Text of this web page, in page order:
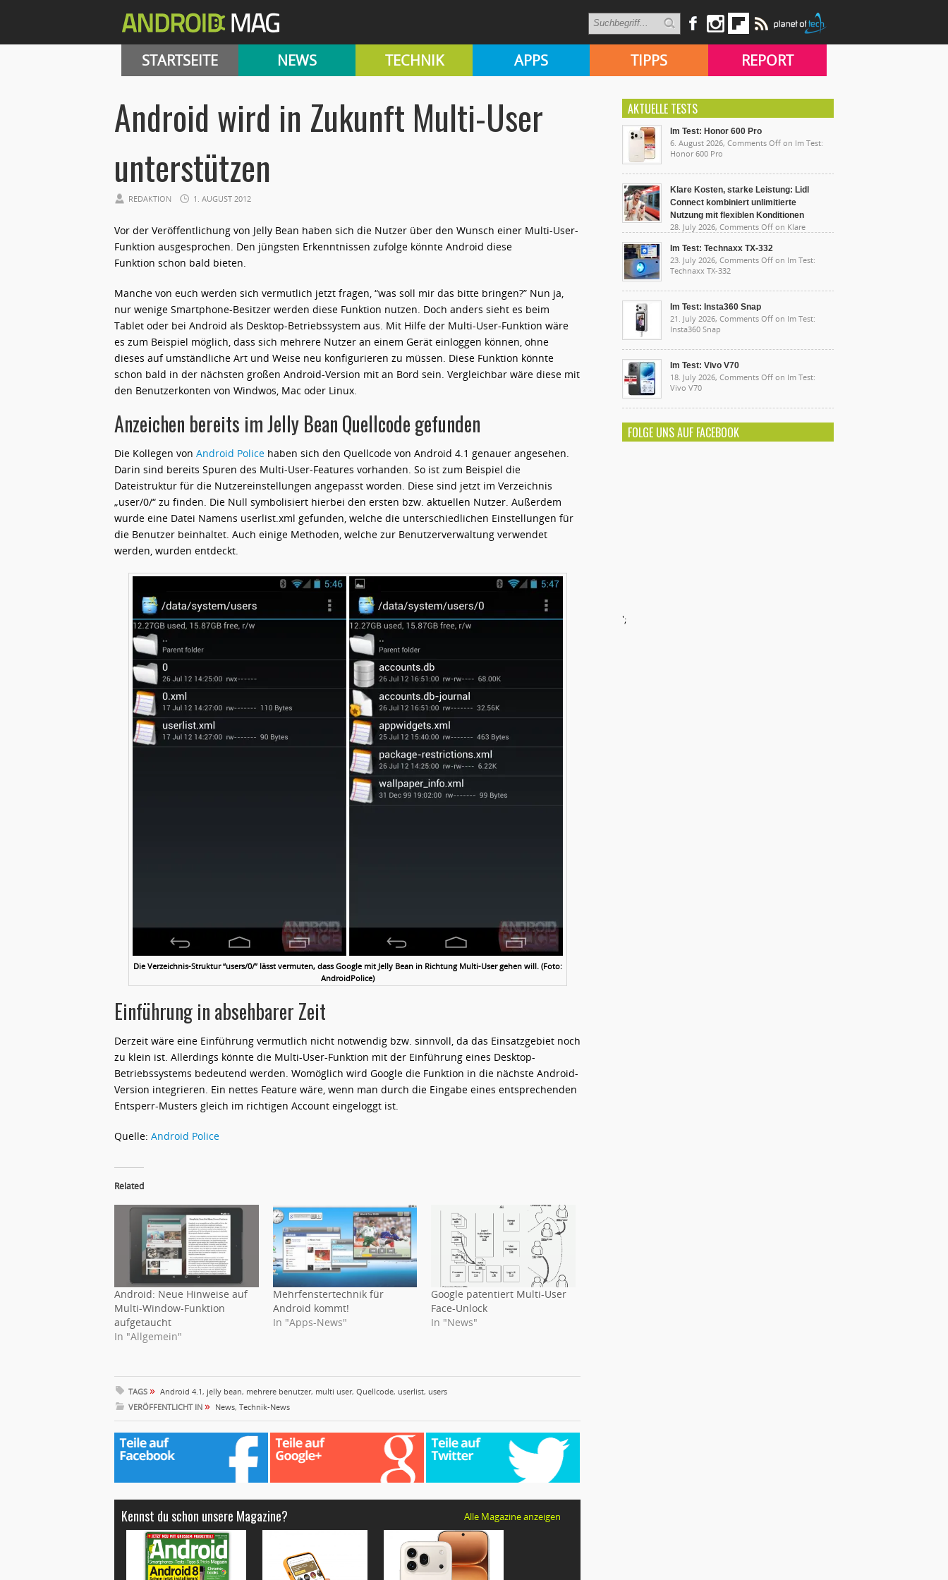
STARTSEITE NEWS TECHNIK APPS TIPPS REPORT
Android wird in Zukunft Multi-User
unterstützen
REDAKTION 1. AUGUST 2012
Vor der Veröffentlichung von Jelly Bean haben sich die Nutzer über den Wunsch einer Multi-User-
Funktion ausgesprochen. Den jüngsten Erkenntnissen zufolge könnte Android diese
Funktion schon bald bieten.
Manche von euch werden sich vermutlich jetzt fragen, “was soll mir das bitte bringen?” Nun ja,
nur wenige Smartphone-Besitzer werden diese Funktion nutzen. Doch anders sieht es beim
Tablet oder bei Android als Desktop-Betriebssystem aus. Mit Hilfe der Multi-User-Funktion wäre
es zum Beispiel möglich, dass sich mehrere Nutzer an einem Gerät einloggen können, ohne
dieses auf umständliche Art und Weise neu konfigurieren zu müssen. Diese Funktion könnte
schon bald in der nächsten großen Android-Version mit an Bord sein. Vergleichbar wäre diese mit
den Benutzerkonten von Windwos, Mac oder Linux.
Anzeichen bereits im Jelly Bean Quellcode gefunden
Die Kollegen von Android Police haben sich den Quellcode von Android 4.1 genauer angesehen.
Darin sind bereits Spuren des Multi-User-Features vorhanden. So ist zum Beispiel die
Dateistruktur für die Nutzereinstellungen angepasst worden. Diese sind jetzt im Verzeichnis
„user/0/“ zu finden. Die Null symbolisiert hierbei den ersten bzw. aktuellen Nutzer. Außerdem
wurde eine Datei Namens userlist.xml gefunden, welche die unterschiedlichen Einstellungen für
die Benutzer beinhaltet. Auch einige Methoden, welche zur Benutzerverwaltung verwendet
werden, wurden entdeckt.
Die Verzeichnis-Struktur “users/0/” lässt vermuten, dass Google mit Jelly Bean in Richtung Multi-User gehen will. (Foto:
AndroidPolice)
Einführung in absehbarer Zeit
Derzeit wäre eine Einführung vermutlich nicht notwendig bzw. sinnvoll, da das Einsatzgebiet noch
zu klein ist. Allerdings könnte die Multi-User-Funktion mit der Einführung eines Desktop-
Betriebssystems bedeutend werden. Womöglich wird Google die Funktion in die nächste Android-
Version integrieren. Ein nettes Feature wäre, wenn man durch die Eingabe eines entsprechenden
Entsperr-Musters gleich im richtigen Account eingeloggt ist.
Quelle: Android Police
Related
Android: Neue Hinweise auf
Multi-Window-Funktion
aufgetaucht
In "Allgemein"
Mehrfenstertechnik für
Android kommt!
In "Apps-News"
Google patentiert Multi-User
Face-Unlock
In "News"
TAGS » Android 4.1 , jelly bean, mehrere benutzer, multi user, Quellcode, userlist, users
VERÖFFENTLICHT IN » News, Technik-News
Kennst du schon unsere Magazine? Alle Magazine anzeigen
AKTUELLE TESTS
Im Test: Honor 600 Pro
6. August 2026, Comments Off on Im Test:
Honor 600 Pro
Klare Kosten, starke Leistung: Lidl
Connect kombiniert unlimitierte
Nutzung mit flexiblen Konditionen
28. July 2026, Comments Off on Klare
unlimitierte Nutzung mit flexiblen Konditionen
Im Test: Technaxx TX-332
23. July 2026, Comments Off on Im Test:
Technaxx TX-332
Im Test: Insta360 Snap
21. July 2026, Comments Off on Im Test:
Insta360 Snap
Im Test: Vivo V70
18. July 2026, Comments Off on Im Test:
Vivo V70
FOLGE UNS AUF FACEBOOK
';